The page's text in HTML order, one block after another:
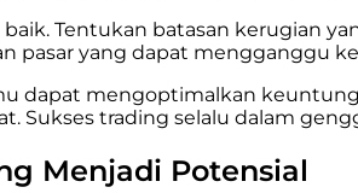
Tentukan batasan kerugian
pasar yang dapat mengganggu
dapat mengoptimalkan
Sukses trading selalu dalam
Menjadi Potensial